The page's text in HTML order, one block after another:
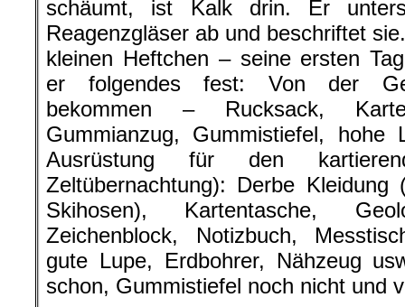
schäumt, ist Kalk drin. Er
Reagenzgläser ab und beschriftet
kleinen Heftchen – seine ersten
er folgendes fest: Von der
bekommen – Rucksack,
Gummianzug, Gummistiefel, hohe
Ausrüstung für den
Zeltübernachtung): Derbe Kleidung
Skihosen), Kartentasche,
Zeichenblock, Notizbuch,
gute Lupe, Erdbohrer, Nähzeug
schon, Gummistiefel noch nicht und